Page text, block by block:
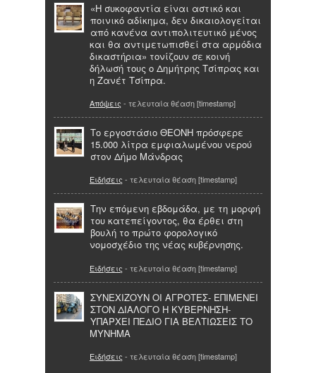
«H συκοφαντία είναι αστικό και
ποινικό αδίκημα, δεν δικαιολογείται
από κανένα αντιπολιτευτικό μένος
και θα αντιμετωπισθεί στα αρμόδια
δικαστήρια» τονίζουν σε κοινή
δήλωσή τους ο Δημήτρης Τσίπρας και
η Ζανέτ Τσίπρα.
Απόψεις - τελευταία θέαση [timestamp]
Το εργοστάσιο ΘΕΟΝΗ πρόσφερε
15.000 λίτρα εμφιαλωμένου νερού
στον Δήμο Μάνδρας
Ειδήσεις - τελευταία θέαση [timestamp]
Την επόμενη εβδομάδα, με τη μορφή
του κατεπείγοντος, θα έρθει στη
βουλή το πρώτο φορολογικό
νομοσχέδιο της νέας κυβέρνησης.
Ειδήσεις - τελευταία θέαση [timestamp]
ΣΥΝΕΧΙΖΟΥΝ ΟΙ ΑΓΡΟΤΕΣ- ΕΠΙΜΕΝΕΙ
ΣΤΟΝ ΔΙΑΛΟΓΟ Η ΚΥΒΕΡΝΗΣΗ-
ΥΠΑΡΧΕΙ ΠΕΔΙΟ ΓΙΑ ΒΕΛΤΙΩΣΕΙΣ ΤΟ
ΜΥΝΗΜΑ
Ειδήσεις - τελευταία θέαση [timestamp]